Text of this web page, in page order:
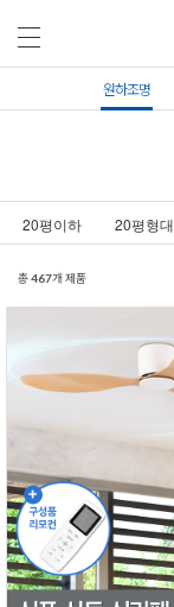
원하조명
20평이하 20평형대
총467개 제품